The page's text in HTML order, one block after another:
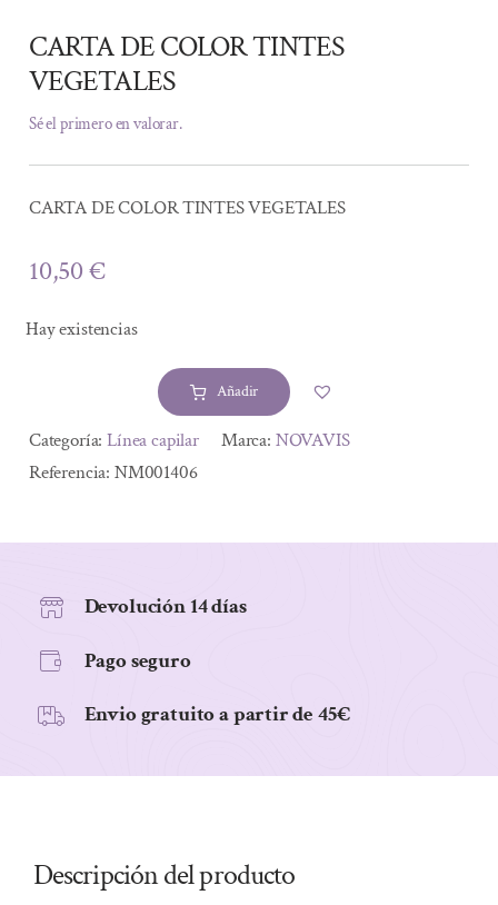
CARTA DE COLOR TINTES
VEGETALES
Sé el primero en valorar.
CARTA DE COLOR TINTES VEGETALES
10,50€
Hay existencias
DE
COLOR
Añadir
Alternative:
Categoría:Línea capilar Marca: NOVAVIS
Referencia: NM001406
Devolución 14 días
Pago seguro
Envio gratuito a partir de 45€
Descripción del producto